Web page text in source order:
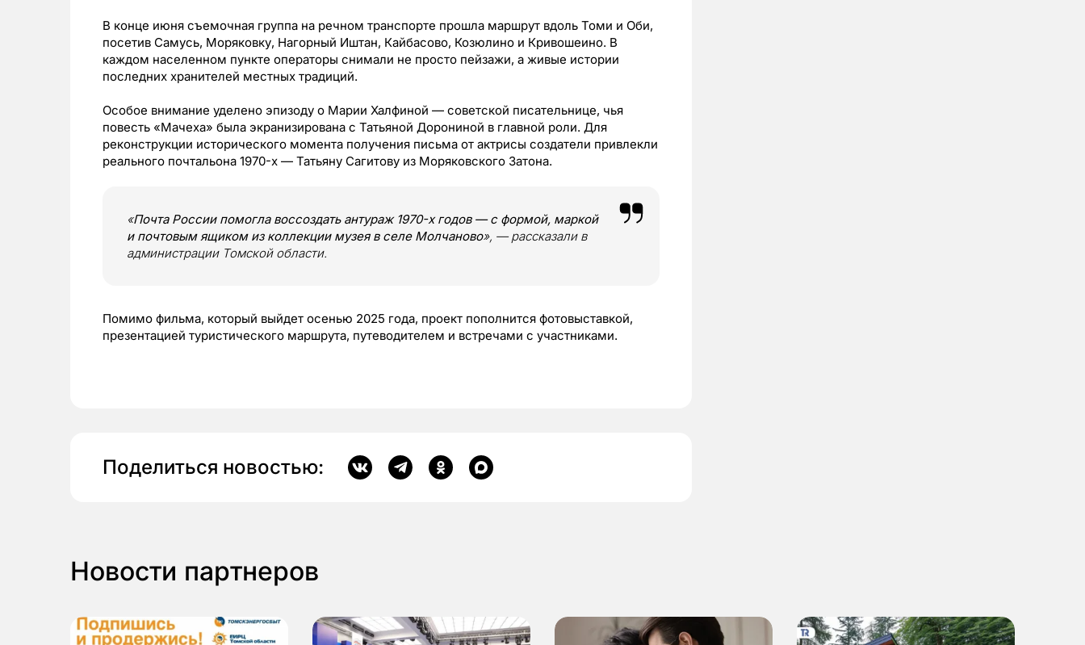
В конце июня съемочная группа на речном транспорте прошла маршрут вдоль Томи и Оби,
посетив Самусь, Моряковку, Нагорный Иштан, Кайбасово, Козюлино и Кривошеино. В
каждом населенном пункте операторы снимали не просто пейзажи, а живые истории
последних хранителей местных традиций.
Особое внимание уделено эпизоду о Марии Халфиной — советской писательнице, чья
повесть «Мачеха» была экранизирована с Татьяной Дорониной в главной роли. Для
реконструкции исторического момента получения письма от актрисы создатели привлекли
реального почтальона 1970-х — Татьяну Сагитову из Моряковского Затона.
«Почта России помогла воссоздать антураж 1970-х годов — с формой, маркой
и почтовым ящиком из коллекции музея в селе Молчаново», — рассказали в
администрации Томской области.
Помимо фильма, который выйдет осенью 2025 года, проект пополнится фотовыставкой,
презентацией туристического маршрута, путеводителем и встречами с участниками.
Поделиться новостью:
Новости партнеров